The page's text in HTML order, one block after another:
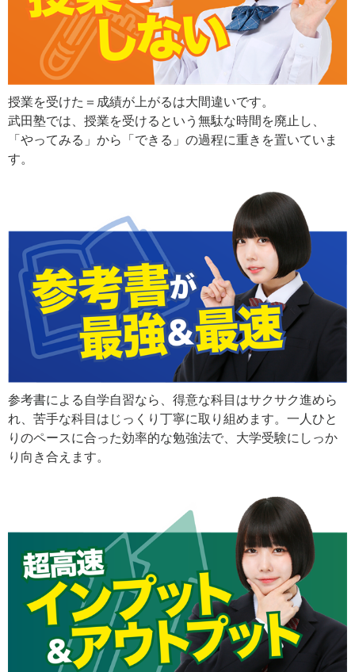
授業を受けた＝成績が上がるは大間違いです。
武田塾では、授業を受けるという無駄な時間を廃止し、
「やってみる」から「できる」の過程に重きを置いていま
す。
参考書による自学自習なら、得意な科目はサクサク進めら
れ、苦手な科目はじっくり丁寧に取り組めます。一人ひと
りのペースに合った効率的な勉強法で、大学受験にしっか
り向き合えます。